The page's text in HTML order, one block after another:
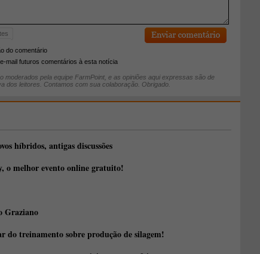
do comentário
mail futuros comentários à esta notícia
moderados pela equipe FarmPoint, e as opiniões aqui expressas são de
dos leitores. Contamos com sua colaboração. Obrigado.
híbridos, antigas discussões
o melhor evento online gratuito!
Graziano
do treinamento sobre produção de silagem!